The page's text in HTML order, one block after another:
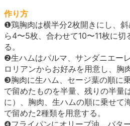
作り方
❶鶏胸肉は横半分2枚開きにし、
ら4〜5枚、合わせて10〜11枚に
る。
❷生ハムはパルマ、サンダニエー
ロリアンからお好みを用意し、胸
❸胸肉に生ハム、セージ葉の順に
で留めたものを半量、残りの半量
に）、胸肉、生ハムの順に乗せて
で留めた2種類を用意する。
❹フライパンにオリーブ油、バ